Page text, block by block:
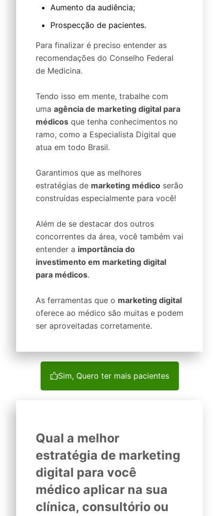
Aumento da audiência;
Prospecção de pacientes.
Para finalizar é preciso entender as
recomendações do Conselho Federal
de Medicina.
Tendo isso em mente, trabalhe com
uma agência de marketing digital para
médicos que tenha conhecimentos no
ramo, como a Especialista Digital que
atua em todo Brasil.
Garantimos que as melhores
estratégias de marketing médico serão
construídas especialmente para você!
Além de se destacar dos outros
concorrentes da área, você também vai
entender a importância do
investimento em marketing digital
para médicos.
As ferramentas que o marketing digital
oferece ao médico são muitas e podem
ser aproveitadas corretamente.
Sim, Quero ter mais pacientes
Qual a melhor
estratégia de marketing
digital para você
médico aplicar na sua
clínica, consultório ou